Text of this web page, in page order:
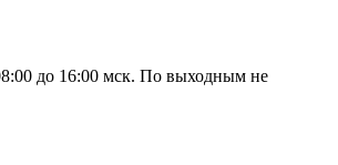
до 16:00 мск. По выходным не